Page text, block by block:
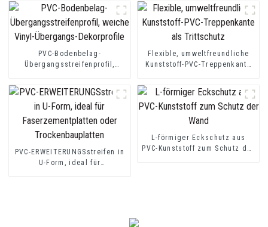
PVC-Bodenbelag-
Übergangsstreifenprofil,
Flexible, umweltfreundliche
Kunststoff-PVC-Treppenkante
PVC-ERWEITERUNGSstreifen in
U-Form, ideal für
L-förmiger Eckschutz aus
PVC-Kunststoff zum Schutz der